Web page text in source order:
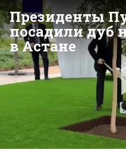
Президенты
посадили дуб
в Астане